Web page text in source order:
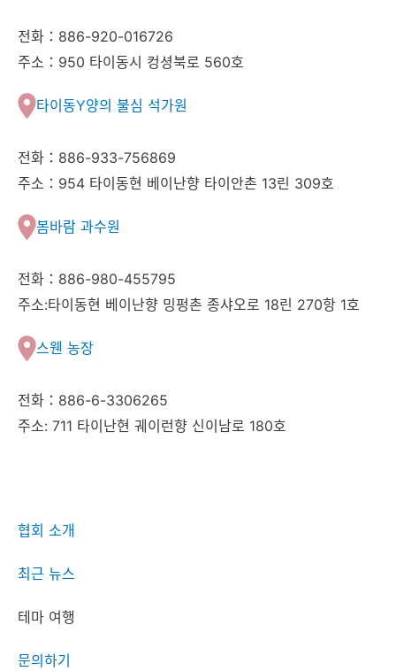
전화：886-920-016726
주소：950 타이동시 컹셩북로 560호
타이동Y양의 불심 석가원
전화：886-933-756869
주소：954 타이동현 베이난향 타이안촌 13린 309호
봄바람 과수원
전화：886-980-455795
주소:타이동현 베이난향 밍펑촌 종샤오로 18린 270항 1호
스웬 농장
전화：886-6-3306265
주소: 711 타이난현 궤이런향 신이남로 180호
협회 소개
최근 뉴스
테마 여행
문의하기